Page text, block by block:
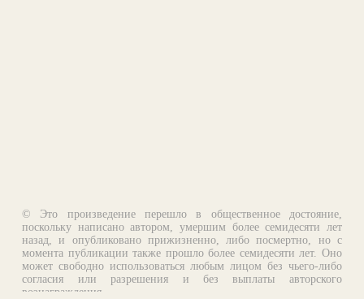
© Это произведение перешло в общественное достояние,
поскольку написано автором, умершим более семидесяти лет
назад, и опубликовано прижизненно, либо посмертно, но с
момента публикации также прошло более семидесяти лет. Оно
может свободно использоваться любым лицом без чьего-либо
согласия или разрешения и без выплаты авторского
вознаграждения.